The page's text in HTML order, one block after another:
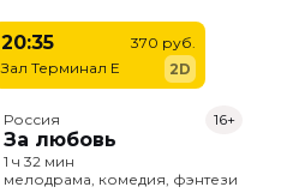
20:35
Зал Терминал E
370 руб.
2D
Россия
За любовь
16+
1 ч 32 мин
мелодрама, комедия, фэнтези